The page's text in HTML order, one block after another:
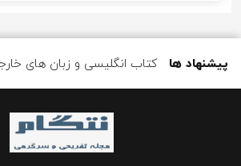
پیشنهاد ها کتاب انگلیسی و زبان های